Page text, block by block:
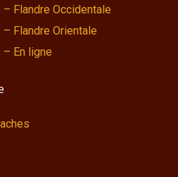
Flandre Occidentale
Flandre Orientale
En ligne